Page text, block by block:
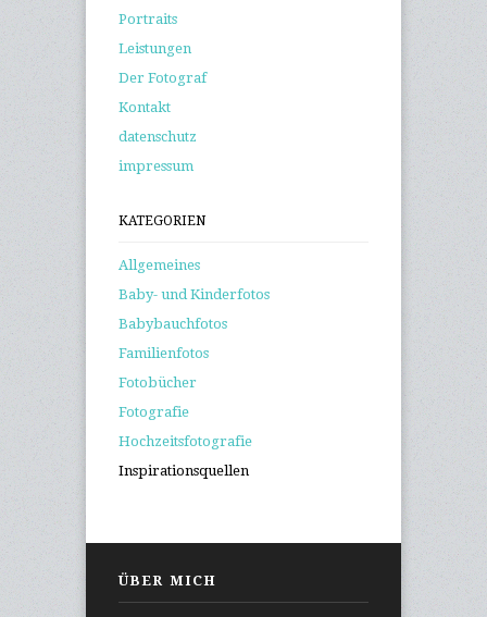
Portraits
Leistungen
Der Fotograf
Kontakt
datenschutz
impressum
KATEGORIEN
Allgemeines
Baby- und Kinderfotos
Babybauchfotos
Familienfotos
Fotobücher
Fotografie
Hochzeitsfotografie
Inspirationsquellen
ÜBER MICH